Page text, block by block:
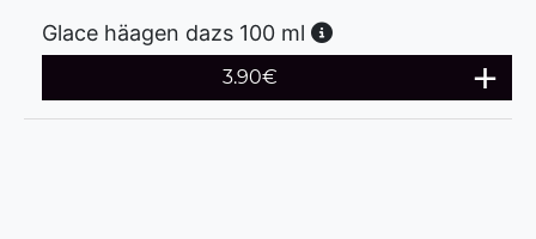
Glace häagen dazs 100 ml
3.90€